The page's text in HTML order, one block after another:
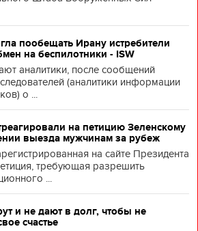
пообещать Ирану истребители
на беспилотники - ISW
аналитики, после сообщений
(аналитики информации
о ...
на петицию Зеленскому
выезда мужчинам за рубеж
на сайте Президента
требующая разрешить
...
и не дают в долг, чтобы не
счастье